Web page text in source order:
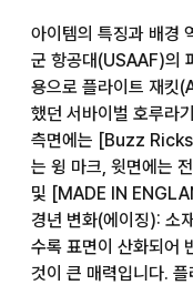
아이템의 특징과 배경
군 항공대(USAAF)의
용으로 플라이트 재킷
했던 서바이벌 호루라
측면에는 [Buzz
는 윙 마크, 윗면에는
및 [MADE IN
경년 변화(에이징): 소
수록 표면이 산화되어
것이 큰 매력입니다.